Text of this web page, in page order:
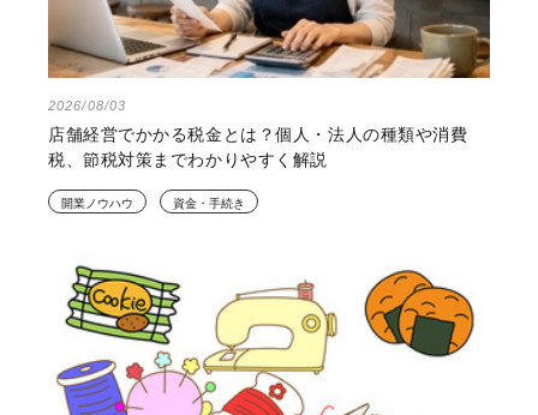
2026/08/03
店舗経営でかかる税金とは？個人・法人の種類や消費
税、節税対策までわかりやすく解説
開業ノウハウ 資金・手続き